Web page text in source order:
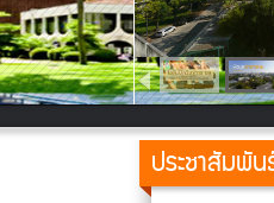
ประชาสัมพั